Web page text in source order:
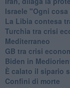
Israele "Ogni
La Libia contesa
Turchia tra crisi
Mediterraneo
GB tra crisi
Biden in
È calato il sipario
Confini di morte